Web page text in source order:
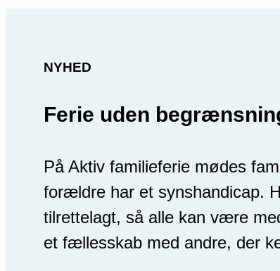
NYHED
Ferie uden
På Aktiv familieferie mødes
forældre har et synshandicap.
tilrettelagt, så alle kan være
et fællesskab med andre, der